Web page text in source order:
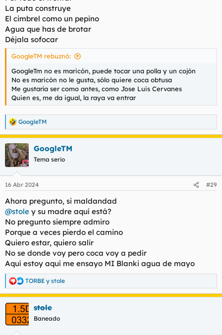
La puta construye
El cimbrel como un pepino
Agua que has de brotar
Déjala sofocar
GoogleTM rebuznó:
GoogleTm no es maricón, puede tocar una polla y un cojón
No es maricón no le gusta, sólo quiere coca obtusa
Me gustaría ser como antes, como Jose Luis Cervanes
Quien es, me da igual, la raya va entrar
R
e
a
c
c
i
e
:
GoogleTM
GoogleTM
Tema serio
16 Abr 2024 #29
Ahora pregunto, si maldandad
@stole y su madre aquí está?
No pregunto siempre admiro
Porque a veces pierdo el camino
Quiero estar, quiero salir
No se donde voy pero coca voy a pedir
Aquí estoy aquí me ensayo MI Blanki agua de mayo
R
e
a
c
i
TORBE y stole
stole
Baneado